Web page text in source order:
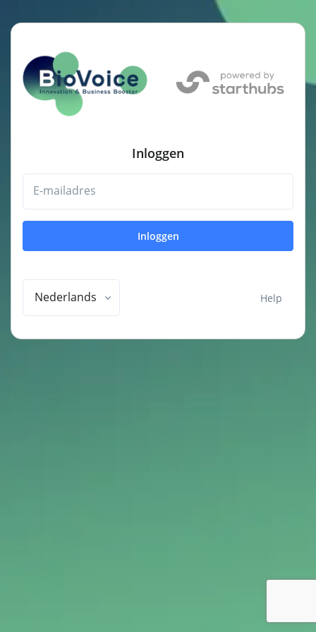
Inloggen
E-mailadres
Inloggen
Nederlands Help